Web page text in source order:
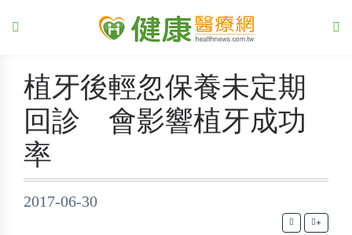
植牙後輕忽保養未定期
回診 會影響植牙成功
率
2017-06-30
+